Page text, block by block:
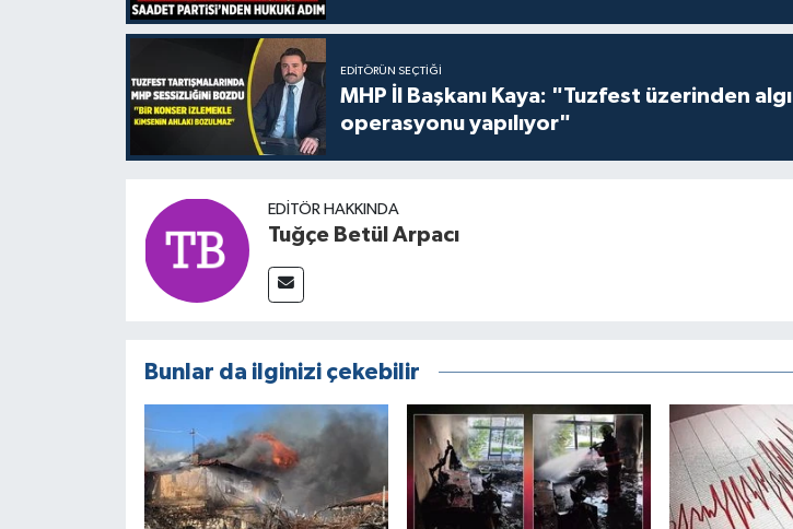
EDITÖRÜN SEÇTIĞI
MHP İl Başkanı Kaya: "Tuzfest üzerinden algı
operasyonu yapılıyor"
EDITÖR HAKKINDA
Tuğçe Betül Arpacı
Bunlar da ilginizi çekebilir